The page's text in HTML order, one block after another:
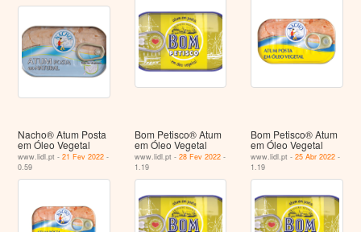
Nacho® Atum Posta
em Óleo Vegetal
www.lidl.pt -21 Fev 2022 -
0.59
Bom Petisco® Atum
em Óleo Vegetal
www.lidl.pt - 28 Fev 2022-
1.19
Bom Petisco® Atum
em Óleo Vegetal
www.lidl.pt -25 Abr 2022 -
1.19